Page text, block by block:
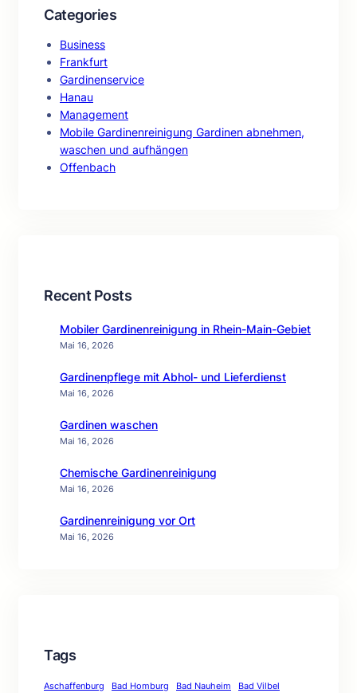
Categories
Business
Frankfurt
Gardinenservice
Hanau
Management
Mobile Gardinenreinigung Gardinen abnehmen,
waschen und aufhängen
Offenbach
Recent Posts
Mobiler Gardinenreinigung in Rhein-Main-Gebiet
Mai 16, 2026
Gardinenpflege mit Abhol- und Lieferdienst
Mai 16, 2026
Gardinen waschen
Mai 16, 2026
Chemische Gardinenreinigung
Mai 16, 2026
Gardinenreinigung vor Ort
Mai 16, 2026
Tags
Aschaffenburg Bad Homburg Bad Nauheim
Bad Vilbel